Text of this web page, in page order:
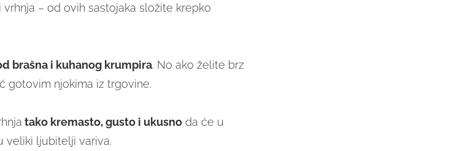
– od ovih sastojaka složite krepko
brašna i kuhanog krumpira. No ako želite brz
gotovim njokima iz trgovine.
tako kremasto, gusto i ukusnoda će u
veliki ljubitelji variva.